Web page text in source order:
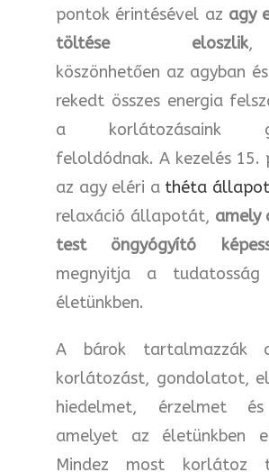
pontok érintésével az agy
töltése eloszlik,
köszönhetően az agyban
rekedt összes energia
a korlátozásaink
feloldódnak. A kezelés 15.
az agy eléri a théta állapot
relaxáció állapotát, amely
test öngyógyító
megnyitja a
életünkben.
A bárok tartalmazzák
korlátozást, gondolatot,
hiedelmet, érzelmet
amelyet az életünkben
Mindez most korlátoz